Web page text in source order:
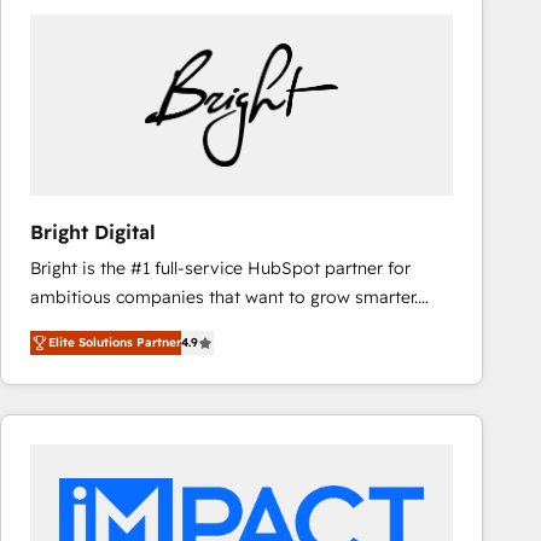
Bright Digital
Bright is the #1 full-service HubSpot partner for
ambitious companies that want to grow smarter.
From HubSpot onboarding, to training, from
developing a new website to lead generation and
digital marketing; we do it all (and with great
results)! In short, our services include: - HubSpot
integrations - Marketing & sales solutions: digital
marketing, advertising, campaigns, content and
Elite Solutions Partner4.9